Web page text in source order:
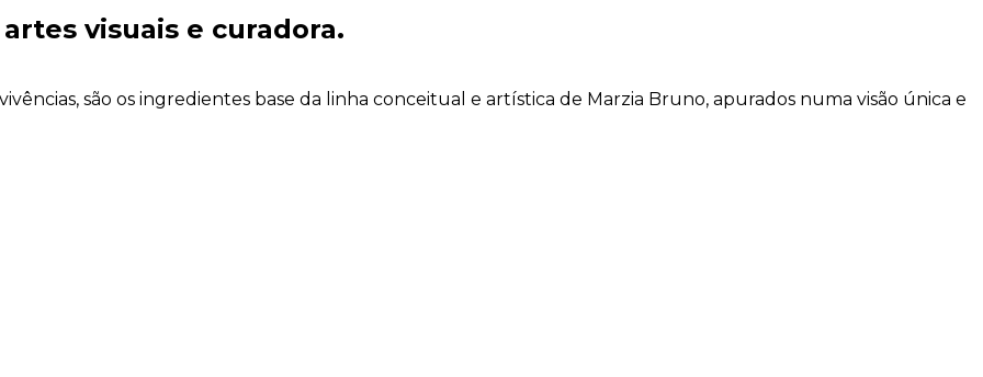
visuais e curadora.
são os ingredientes base da linha conceitual e artística de Marzia Bruno, apurados numa visão única e